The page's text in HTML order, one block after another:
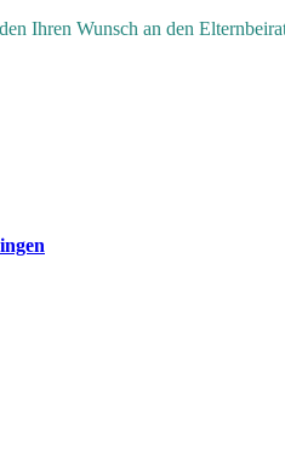
Ihren Wunsch an den